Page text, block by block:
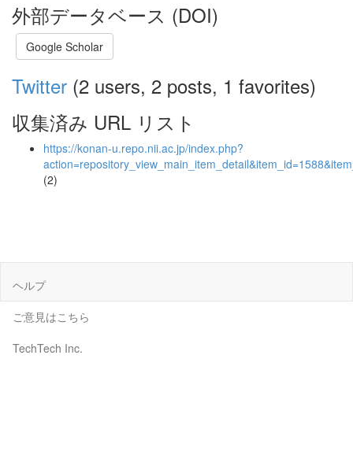
外部データベース (DOI)
Google Scholar
Twitter (2 users, 2 posts, 1 favorites)
収集済み URL リスト
https://konan-u.repo.nii.ac.jp/index.php?
(2)
ヘルプ
ご意見はこちら
TechTech Inc.